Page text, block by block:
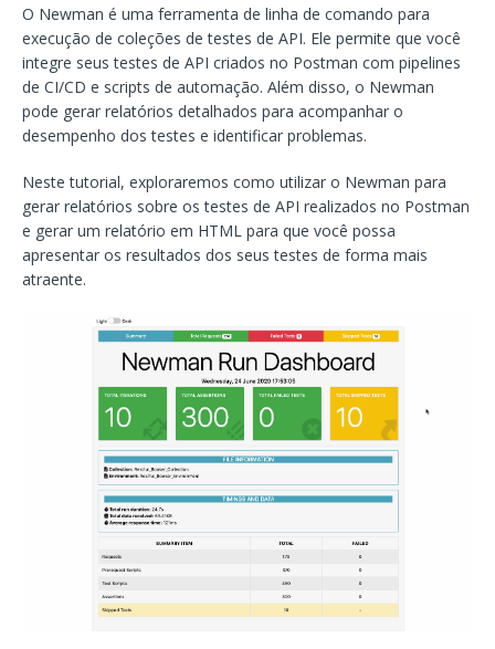
O Newman é uma ferramenta de linha de comando para
execução de coleções de testes de API. Ele permite que você
integre seus testes de API criados no Postman com pipelines
de CI/CD e scripts de automação. Além disso, o Newman
pode gerar relatórios detalhados para acompanhar o
desempenho dos testes e identificar problemas.
Neste tutorial, exploraremos como utilizar o Newman para
gerar relatórios sobre os testes de API realizados no Postman
e gerar um relatório em HTML para que você possa
apresentar os resultados dos seus testes de forma mais
atraente.